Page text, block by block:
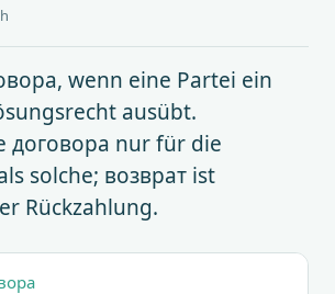
wenn eine Partei ein
ausübt.
договора nur für die
solche; возврат ist
Rückzahlung.